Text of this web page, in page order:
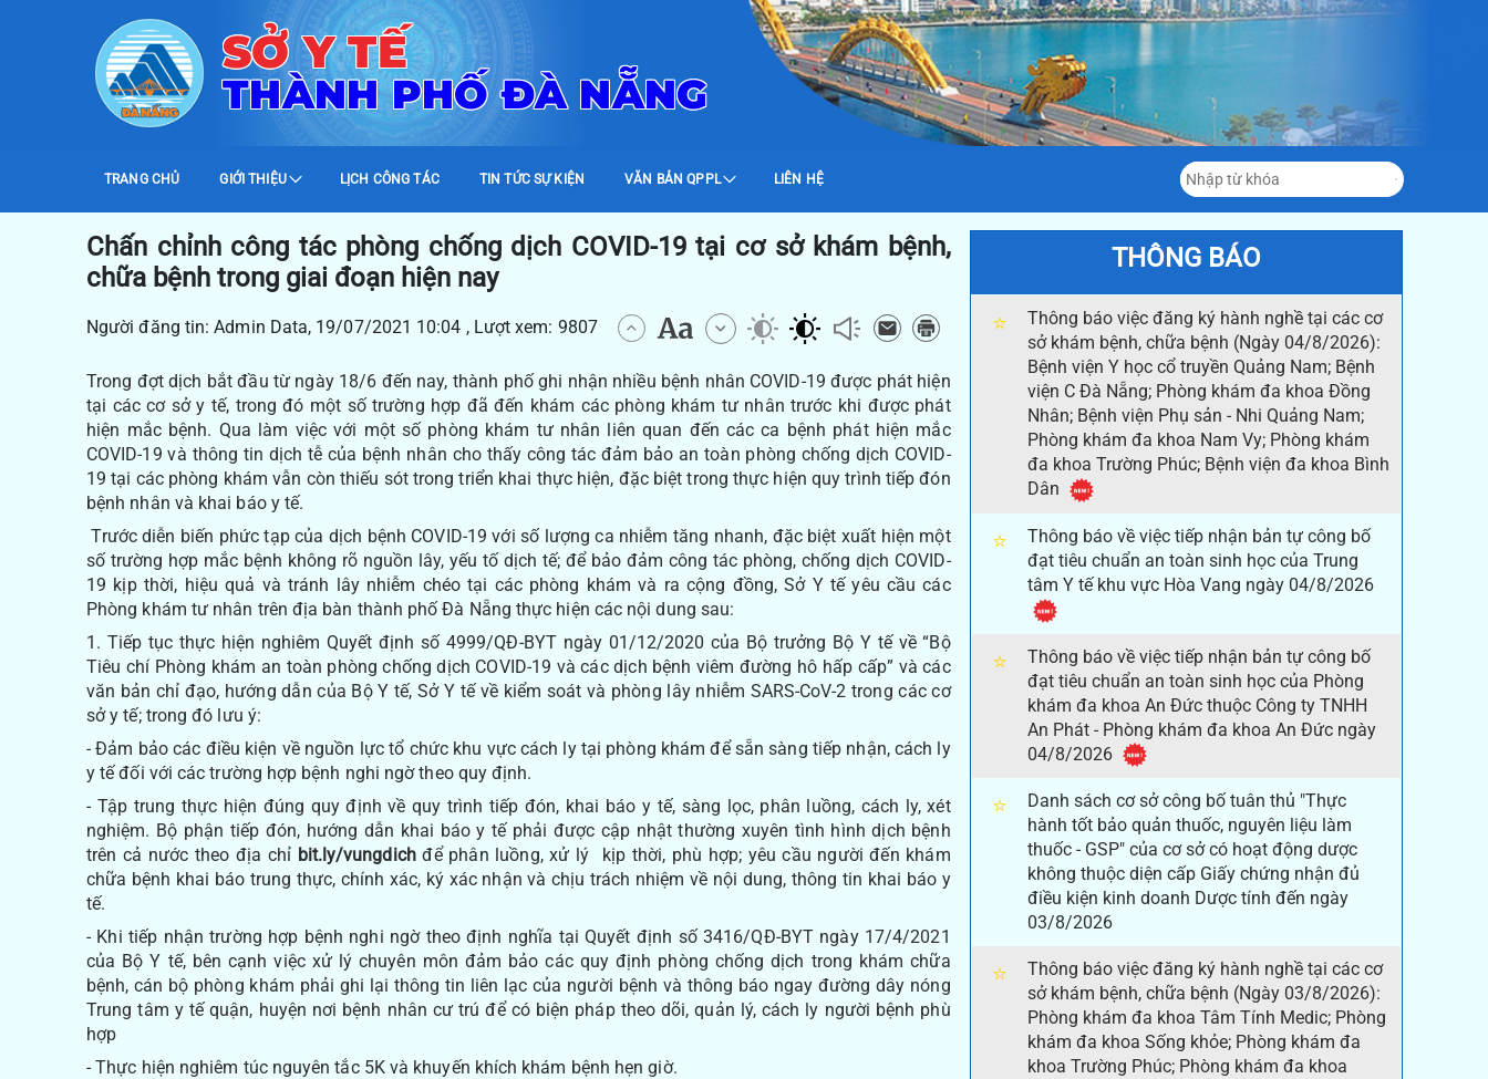
SỞ Y TẾ
THÀNH PHỐ ĐÀ NẴNG
TRANG CHỦ GIỚI THIỆU LỊCH CÔNG TÁC TIN TỨC SỰ KIỆN VĂN BẢN QPPL LIÊN HỆ
Chấn chỉnh công tác phòng chống dịch COVID-19 tại cơ sở khám bệnh,
chữa bệnh trong giai đoạn hiện nay
Người đăng tin: Admin Data, 19/07/2021 10:04 , Lượt xem: 9807
Trong đợt dịch bắt đầu từ ngày 18/6 đến nay, thành phố ghi nhận nhiều bệnh nhân COVID-19 được phát hiện
tại các cơ sở y tế, trong đó một số trường hợp đã đến khám các phòng khám tư nhân trước khi được phát
hiện mắc bệnh. Qua làm việc với một số phòng khám tư nhân liên quan đến các ca bệnh phát hiện mắc
COVID-19 và thông tin dịch tễ của bệnh nhân cho thấy công tác đảm bảo an toàn phòng chống dịch COVID-
19 tại các phòng khám vẫn còn thiếu sót trong triển khai thực hiện, đặc biệt trong thực hiện quy trình tiếp đón
bệnh nhân và khai báo y tế.
Trước diễn biến phức tạp của dịch bệnh COVID-19 với số lượng ca nhiễm tăng nhanh, đặc biệt xuất hiện một
số trường hợp mắc bệnh không rõ nguồn lây, yếu tố dịch tế; để bảo đảm công tác phòng, chống dịch COVID-
19 kịp thời, hiệu quả và tránh lây nhiễm chéo tại các phòng khám và ra cộng đồng, Sở Y tế yêu cầu các
Phòng khám tư nhân trên địa bàn thành phố Đà Nẵng thực hiện các nội dung sau:
1. Tiếp tục thực hiện nghiêm Quyết định số 4999/QĐ-BYT ngày 01/12/2020 của Bộ trưởng Bộ Y tế về “Bộ
Tiêu chí Phòng khám an toàn phòng chống dịch COVID-19 và các dịch bệnh viêm đường hô hấp cấp” và các
văn bản chỉ đạo, hướng dẫn của Bộ Y tế, Sở Y tế về kiểm soát và phòng lây nhiễm SARS-CoV-2 trong các cơ
sở y tế; trong đó lưu ý:
- Đảm bảo các điều kiện về nguồn lực tổ chức khu vực cách ly tại phòng khám để sẵn sàng tiếp nhận, cách ly
y tế đối với các trường hợp bệnh nghi ngờ theo quy định.
- Tập trung thực hiện đúng quy định về quy trình tiếp đón, khai báo y tế, sàng lọc, phân luồng, cách ly, xét
nghiệm. Bộ phận tiếp đón, hướng dẫn khai báo y tế phải được cập nhật thường xuyên tình hình dịch bệnh
trên cả nước theo địa chỉ bit.ly/vungdichđể phân luồng, xử lý kịp thời, phù hợp; yêu cầu người đến khám
chữa bệnh khai báo trung thực, chính xác, ký xác nhận và chịu trách nhiệm về nội dung, thông tin khai báo y
tế.
- Khi tiếp nhận trường hợp bệnh nghi ngờ theo định nghĩa tại Quyết định số 3416/QĐ-BYT ngày 17/4/2021
của Bộ Y tế, bên cạnh việc xử lý chuyên môn đảm bảo các quy định phòng chống dịch trong khám chữa
bệnh, cán bộ phòng khám phải ghi lại thông tin liên lạc của người bệnh và thông báo ngay đường dây nóng
Trung tâm y tế quận, huyện nơi bệnh nhân cư trú để có biện pháp theo dõi, quản lý, cách ly người bệnh phù
hợp
- Thực hiện nghiêm túc nguyên tắc 5K và khuyến khích khám bệnh hẹn giờ.
THÔNG BÁO
⭐
Thông báo việc đăng ký hành nghề tại các cơ
sở khám bệnh, chữa bệnh (Ngày 04/8/2026):
Bệnh viện Y học cổ truyền Quảng Nam; Bệnh
viện C Đà Nẵng; Phòng khám đa khoa Đồng
Nhân; Bệnh viện Phụ sản - Nhi Quảng Nam;
Phòng khám đa khoa Nam Vy; Phòng khám
đa khoa Trường Phúc; Bệnh viện đa khoa Bình
Dân
⭐
Thông báo về việc tiếp nhận bản tự công bố
đạt tiêu chuẩn an toàn sinh học của Trung
tâm Y tế khu vực Hòa Vang ngày 04/8/2026
⭐
Thông báo về việc tiếp nhận bản tự công bố
đạt tiêu chuẩn an toàn sinh học của Phòng
khám đa khoa An Đức thuộc Công ty TNHH
An Phát - Phòng khám đa khoa An Đức ngày
04/8/2026
⭐
Danh sách cơ sở công bố tuân thủ "Thực
hành tốt bảo quản thuốc, nguyên liệu làm
thuốc - GSP" của cơ sở có hoạt động dược
không thuộc diện cấp Giấy chứng nhận đủ
điều kiện kinh doanh Dược tính đến ngày
03/8/2026
⭐
Thông báo việc đăng ký hành nghề tại các cơ
sở khám bệnh, chữa bệnh (Ngày 03/8/2026):
Phòng khám đa khoa Tâm Tính Medic; Phòng
khám đa khoa Sống khỏe; Phòng khám đa
khoa Trường Phúc; Phòng khám đa khoa